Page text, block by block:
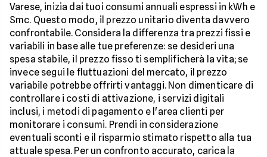
Varese, inizia dai tuoi consumi annuali espressi in kWh e
Smc. Questo modo, il prezzo unitario diventa davvero
confrontabile. Considera la differenza tra prezzi fissi e
variabili in base alle tue preferenze: se desideri una
spesa stabile, il prezzo fisso ti semplificherà la vita; se
invece segui le fluttuazioni del mercato, il prezzo
variabile potrebbe offrirti vantaggi. Non dimenticare di
controllare i costi di attivazione, i servizi digitali
inclusi, i metodi di pagamento e l'area clienti per
monitorare i consumi. Prendi in considerazione
eventuali sconti e il risparmio stimato rispetto alla tua
attuale spesa. Per un confronto accurato, carica la